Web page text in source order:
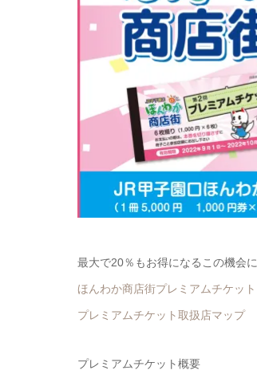
最大で20％もお得になるこの機会
ほんわか商店街プレミアムチケット
プレミアムチケット取扱店マップ
プレミアムチケット概要